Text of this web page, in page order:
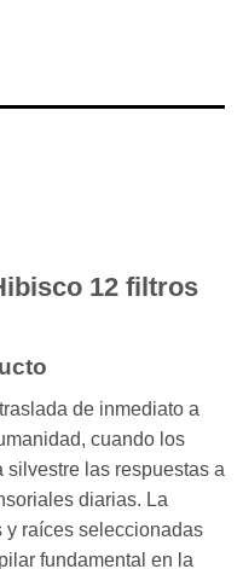
12 filtros
de inmediato a
cuando los
silvestre las respuestas a
diarias. La
y raíces seleccionadas
fundamental en la